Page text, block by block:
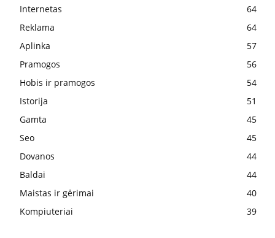
Internetas
64
Reklama
64
Aplinka
57
Pramogos
56
Hobis ir pramogos
54
Istorija
51
Gamta
45
Seo
45
Dovanos
44
Baldai
44
Maistas ir gėrimai
40
Kompiuteriai
39